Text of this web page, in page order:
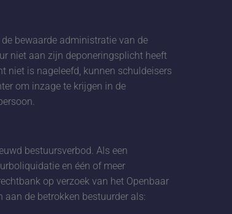
bewaarde administratie van de
niet aan zijn deponeringsplicht heeft
niet is nageleefd, kunnen schuldeisers
om inzage te krijgen in de
bestuursverbod. Als een
en één of meer
op verzoek van het Openbaar
de betrokken bestuurder als: